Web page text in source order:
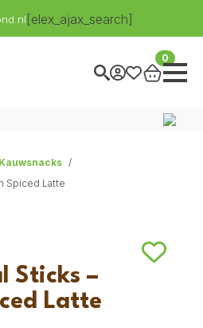
[elex_ajax_search]
0
Kauwsnacks
Spiced Latte
Sticks –
Latte